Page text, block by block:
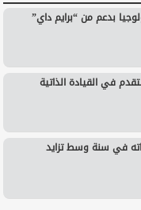
بدعم من “برايم داي”
في القيادة الذاتية
في سنة وسط تزايد